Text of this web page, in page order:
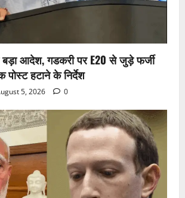
बड़ा आदेश, गडकरी पर E20 से जुड़े फर्जी
पोस्ट हटाने के निर्देश
5, 2026 0